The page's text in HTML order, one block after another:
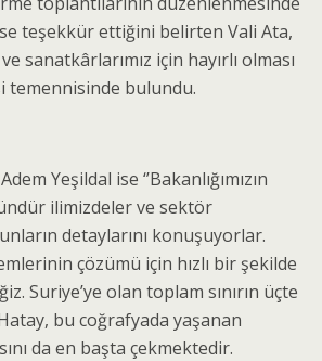
teşekkür ettiğini belirten Vali Ata,
sanatkârlarımız için hayırlı olması
temennisinde bulundu.
Yeşildal ise ‘’Bakanlığımızın
ilimizdeler ve sektör
detaylarını konuşuyorlar.
çözümü için hızlı bir şekilde
Suriye’ye olan toplam sınırın üçte
bu coğrafyada yaşanan
da en başta çekmektedir.